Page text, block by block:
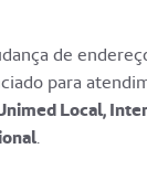
de
para
Local,
.